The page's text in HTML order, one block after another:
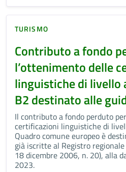
TURISMO
Contributo a fondo
l’ottenimento delle
linguistiche di livello
B2 destinato alle
Il contributo a fondo perduto
certificazioni linguistiche di
Quadro comune europeo è
già iscritte al Registro
18 dicembre 2006, n. 20), alla
2023.